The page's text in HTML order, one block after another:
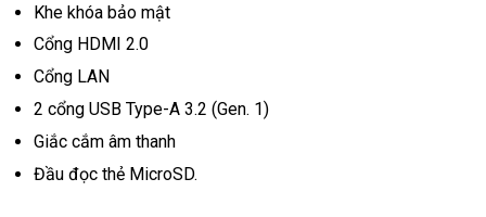
Khe khóa bảo mật
Cổng HDMI 2.0
Cổng LAN
2 cổng USB Type-A 3.2 (Gen. 1)
Giắc cắm âm thanh
Đầu đọc thẻ MicroSD.